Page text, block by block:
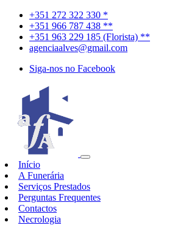
+351 272 322 330 *
+351 966 787 438 **
+351 963 229 185 (Florista) **
agenciaalves@gmail.com
Siga-nos no Facebook
Início
A Funerária
Serviços Prestados
Perguntas Frequentes
Contactos
Necrologia